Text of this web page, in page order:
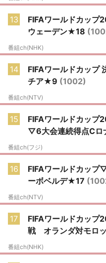
13
FIFAワールドカップ
ウェーデン★18
番組ch(NHK)
14
FIFAワールドカップ
チア★9 (1002)
番組ch(NTV)
15
FIFAワールドカップ
▽6大会連続得点C
番組ch(フジ)
16
FIFAワールドカップ
ーボベルデ★17
番組ch(NTV)
17
FIFAワールドカッ
戦 オランダ対モロ
番組ch(NHK)